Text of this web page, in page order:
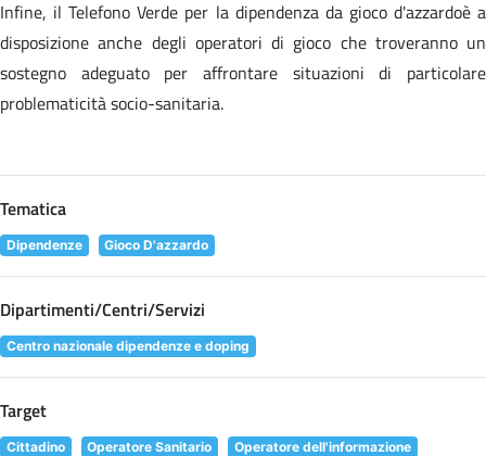
Infine, il Telefono Verde per la dipendenza da gioco d'azzardoè a
disposizione anche degli operatori di gioco che troveranno un
sostegno adeguato per affrontare situazioni di particolare
problematicità socio-sanitaria.
Tematica
Dipendenze Gioco D'azzardo
Dipartimenti/Centri/Servizi
Centro nazionale dipendenze e doping
Target
Cittadino Operatore Sanitario Operatore dell'informazione